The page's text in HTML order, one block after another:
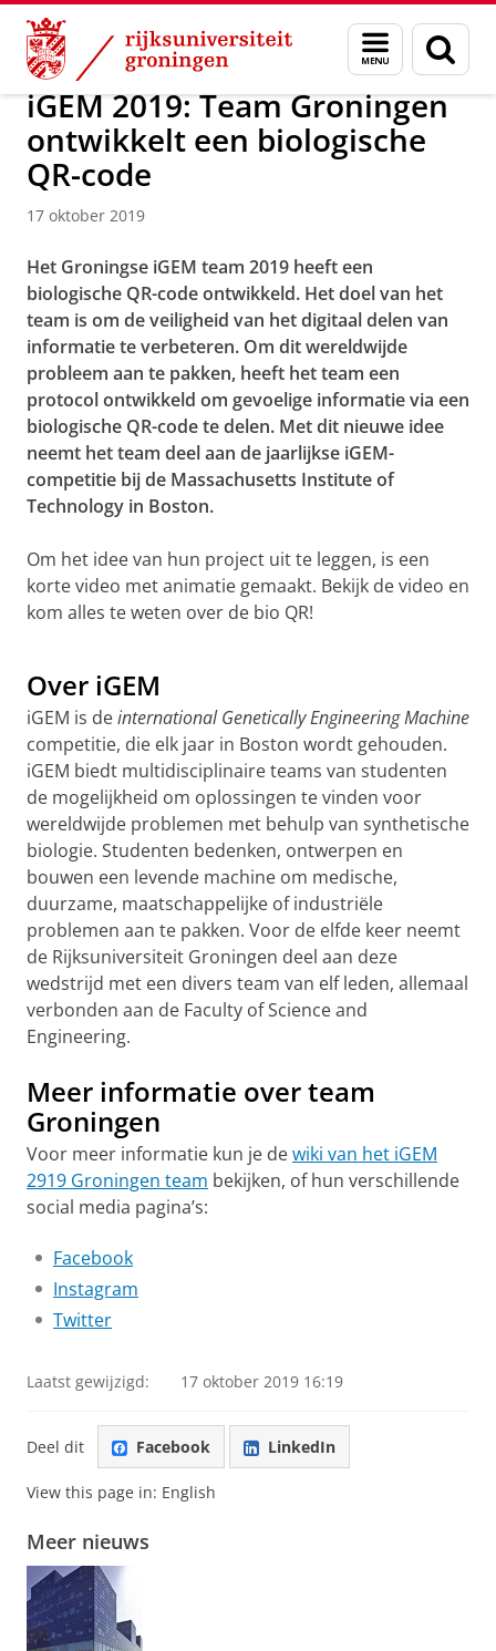
Skip
Content
Skip
Navigation
Menu
en
zoeken
Over ons Actueel Nieuws Nieuwsberichten
iGEM 2019: Team Groningen
ontwikkelt een biologische
QR-code
17 oktober 2019
Het Groningse iGEM team 2019 heeft een
biologische QR-code ontwikkeld. Het doel van het
team is om de veiligheid van het digitaal delen van
informatie te verbeteren. Om dit wereldwijde
probleem aan te pakken, heeft het team een
protocol ontwikkeld om gevoelige informatie via een
biologische QR-code te delen. Met dit nieuwe idee
neemt het team deel aan de jaarlijkse iGEM-
competitie bij de Massachusetts Institute of
Technology in Boston.
Om het idee van hun project uit te leggen, is een
korte video met animatie gemaakt. Bekijk de video en
kom alles te weten over de bio QR!
Over iGEM
iGEM is deinternational Genetically Engineering Machine
competitie, die elk jaar in Boston wordt gehouden.
iGEM biedt multidisciplinaire teams van studenten
de mogelijkheid om oplossingen te vinden voor
wereldwijde problemen met behulp van synthetische
biologie. Studenten bedenken, ontwerpen en
bouwen een levende machine om medische,
duurzame, maatschappelijke of industriële
problemen aan te pakken. Voor de elfde keer neemt
de Rijksuniversiteit Groningen deel aan deze
wedstrijd met een divers team van elf leden, allemaal
verbonden aan de Faculty of Science and
Engineering.
Meer informatie over team
Groningen
Voor meer informatie kun je dewiki van het iGEM
2919 Groningen team bekijken, of hun verschillende
social media pagina’s:
Facebook
Instagram
Twitter
Laatst gewijzigd: 17 oktober 2019 16:19
Deel dit Facebook LinkedIn
View this page in: English
Meer nieuws